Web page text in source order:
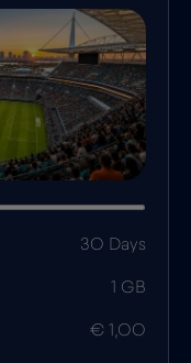
30 Days
1 GB
€ 1,00